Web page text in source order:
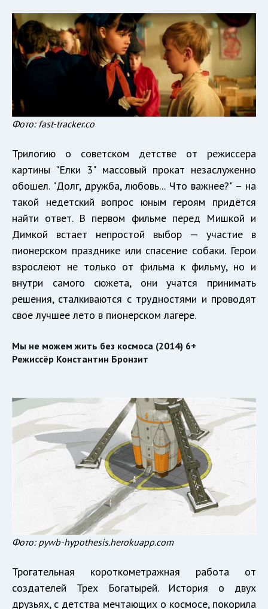
Фото: fast-tracker.co
Трилогию о советском детстве от режиссера
картины "Елки 3" массовый прокат незаслуженно
обошел. "Долг, дружба, любовь... Что важнее?" – на
такой недетский вопрос юным героям придётся
найти ответ. В первом фильме перед Мишкой и
Димкой встает непростой выбор — участие в
пионерском празднике или спасение собаки. Герои
взрослеют не только от фильма к фильму, но и
внутри самого сюжета, они учатся принимать
решения, сталкиваются с трудностями и проводят
свое лучшее лето в пионерском лагере.
Мы не можем жить без космоса (2014) 6+
Режиссёр Константин Бронзит
Фото: pywb-hypothesis.herokuapp.com
Трогательная короткометражная работа от
создателей Трех Богатырей. История о двух
друзьях, с детства мечтающих о космосе, покорила